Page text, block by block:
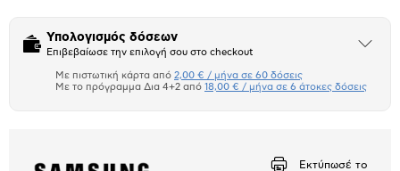
Υπολογισμός δόσεων
Επιβεβαίωσε την επιλογή σου στο checkout
Άνοιξε
Πιστωτική κάρτα
Ποσό/Μήνα
Με πιστωτική κάρτα από 2,00 € / μήνα σε 60 δόσεις
Με το πρόγραμμα Δια 4+2 από 18,00 € / μήνα σε 6 άτοκες δόσεις
Εκτύπωσέ το